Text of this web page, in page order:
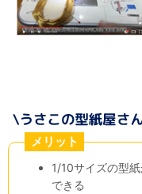
メリット
1/10サイズの型
できる